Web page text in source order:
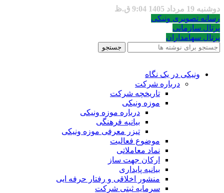
دوشنبه 19 مرداد 1405 9:04 ق.ظ
رسانه تصویری ونیکی
پرتال سازمانی
پرتال سهامداران
جستجو
ونیکی در یک نگاه
درباره شرکت
تاریخچه شرکت
موزه ونیکی
درباره موزه ونیکی
بیانیه فرهنگی
تیزر معرفی موزه ونیکی
موضوع فعالیت
نماد معاملاتی
ارکان جهت ساز
بیانیه پایداری
منشور اخلاقی و رفتار حرفه ایی
سرمایه ثبتی شرکت